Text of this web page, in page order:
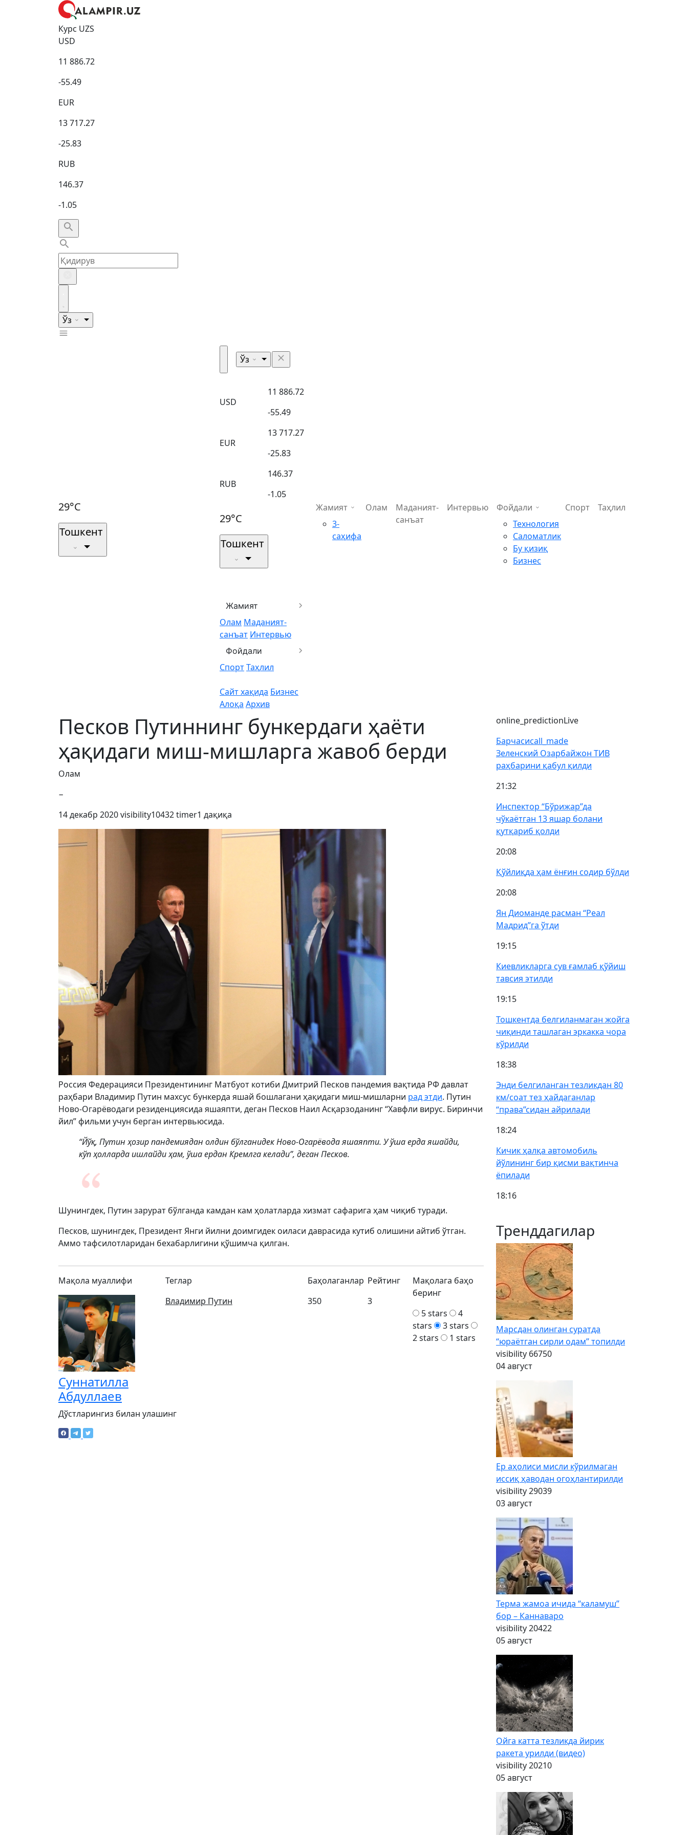
Курс UZS
USD
11 886.72
-55.49
EUR
13 717.27
-25.83
RUB
146.37
-1.05
Ўз
29°C
Тошкент
Ўз
USD
11 886.72
-55.49
EUR
13 717.27
-25.83
RUB
146.37
-1.05
29°C
Тошкент
Жамият
Олам Маданият-
санъат Интервью
Фойдали
СпортТаҳлил
Сайт хақида Бизнес
Алоқа Архив
Жамият
3-
саҳифа
Олам
Маданият-
санъат
Интервью
Фойдали
Технология
Саломатлик
Бу қизиқ
Бизнес
Спорт Таҳлил
Песков Путиннинг бункердаги ҳаёти
ҳақидаги миш-мишларга жавоб берди
Олам
−
14 декабр 2020visibility10432timer1 дақиқа
Россия Федерацияси Президентининг Матбуот котиби Дмитрий Песков пандемия вақтида РФ давлат
раҳбари Владимир Путин махсус бункерда яшай бошлагани ҳақидаги миш-мишларни рад этди. Путин
Ново-Огарёводаги резиденциясида яшаяпти, деган Песков Наил Асқарзоданинг “Хавфли вирус. Биринчи
йил” фильми учун берган интервьюсида.
“Йўқ, Путин ҳозир пандемиядан олдин бўлганидек Ново-Огарёвода яшаяпти. У ўша ерда яшайди,
кўп ҳолларда ишлайди ҳам, ўша ердан Кремлга келади”, деган Песков.
Шунингдек, Путин зарурат бўлганда камдан кам ҳолатларда хизмат сафарига ҳам чиқиб туради.
Песков, шунингдек, Президент Янги йилни доимгидек оиласи даврасида кутиб олишини айтиб ўтган.
Аммо тафсилотларидан бехабарлигини қўшимча қилган.
Мақола муаллифи
Суннатилла
Абдуллаев
Теглар
Владимир Путин
Баҳолаганлар
350
Рейтинг
3
Мақолага баҳо
беринг
5 stars
4
stars
3 stars
2 stars
1 stars
Дўстларингиз билан улашинг
online_predictionLive
Барчасиcall_made
Зеленский Озарбайжон ТИВ
раҳбарини қабул қилди
21:32
Инспектор “Бўрижар”да
чўкаётган 13 яшар болани
қутқариб қолди
20:08
Қўйлиқда ҳам ёнғин содир бўлди
20:08
Ян Диоманде расман “Реал
Мадрид”га ўтди
19:15
Киевликларга сув ғамлаб қўйиш
тавсия этилди
19:15
Тошкентда белгиланмаган жойга
чиқинди ташлаган эркакка чора
кўрилди
18:38
Энди белгиланган тезликдан 80
км/соат тез ҳайдаганлар
“права”сидан айрилади
18:24
Кичик ҳалқа автомобиль
йўлининг бир қисми вақтинча
ёпилади
18:16
Тренддагилар
Марсдан олинган суратда
“юраётган сирли одам” топилди
visibility 66750
04 август
Ер аҳолиси мисли кўрилмаган
иссиқ ҳаводан огоҳлантирилди
visibility29039
03 август
Терма жамоа ичида “каламуш”
бор – Каннаваро
visibility20422
05 август
Ойга катта тезликда йирик
ракета урилди (видео)
visibility20210
05 август